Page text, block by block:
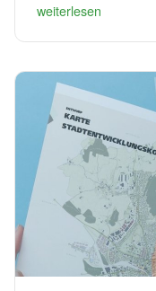
weiterlesen